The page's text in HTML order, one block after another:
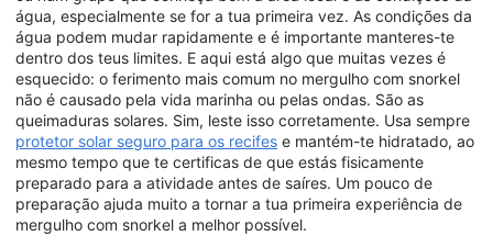
água, especialmente se for a tua primeira vez. As condições da
água podem mudar rapidamente e é importante manteres-te
dentro dos teus limites. E aqui está algo que muitas vezes é
esquecido: o ferimento mais comum no mergulho com snorkel
não é causado pela vida marinha ou pelas ondas. São as
queimaduras solares. Sim, leste isso corretamente. Usa sempre
protetor solar seguro para os recifes e mantém-te hidratado, ao
mesmo tempo que te certificas de que estás fisicamente
preparado para a atividade antes de saíres. Um pouco de
preparação ajuda muito a tornar a tua primeira experiência de
mergulho com snorkel a melhor possível.